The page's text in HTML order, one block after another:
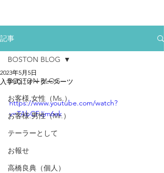
記事
BOSTON BLOG
お客様.女性（Ms.）
お客様.男性（Mr.）
テーラーとして
お報せ
高橋良典（個人）
BOSTON BLOG
入学式にオーダースーツ
2023年5月5日
https://www.youtube.com/watch?
v=TAbCFJjm6ek